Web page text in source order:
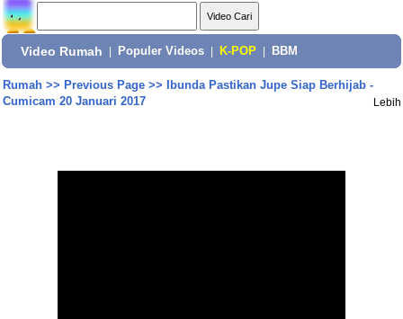
Video Rumah Populer Videos K-POP BBM
Rumah>> Previous Page>>
Ibunda Pastikan Jupe Siap Berhijab -
Cumicam 20 Januari 2017
Lebih